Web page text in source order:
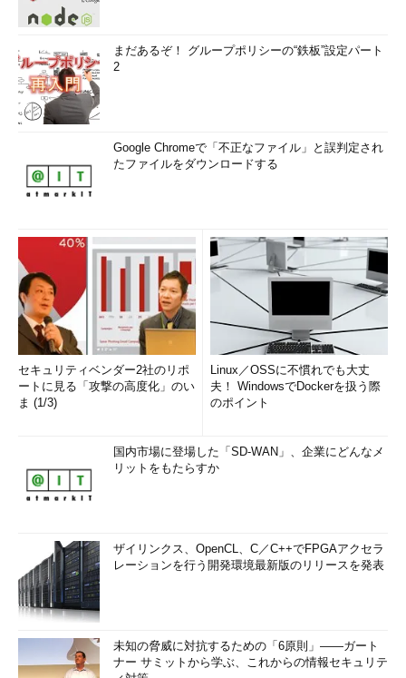
まだあるぞ！ グループポリシーの“鉄板”設定パート
2
Google Chromeで「不正なファイル」と誤判定され
たファイルをダウンロードする
セキュリティベンダー2社のリポ
ートに見る「攻撃の高度化」のい
ま (1/3)
Linux／OSSに不慣れでも大丈
夫！ WindowsでDockerを扱う際
のポイント
国内市場に登場した「SD-WAN」、企業にどんなメ
リットをもたらすか
ザイリンクス、OpenCL、C／C++でFPGAアクセラ
レーションを行う開発環境最新版のリリースを発表
未知の脅威に対抗するための「6原則」――ガート
ナー サミットから学ぶ、これからの情報セキュリテ